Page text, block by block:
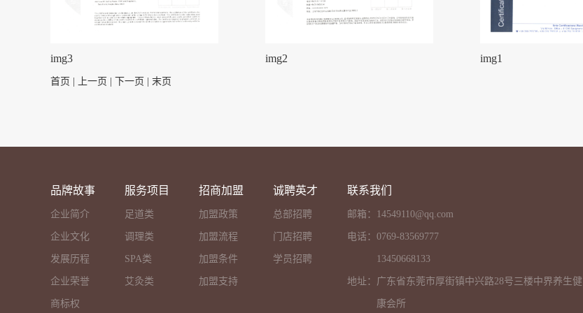
img3 img2 img1
首页 上一页 | 下一页 | 末页
品牌故事
企业简介
企业文化
发展历程
企业荣誉
商标权
服务项目
足道类
调理类
SPA类
艾灸类
招商加盟
加盟政策
加盟流程
加盟条件
加盟支持
诚聘英才
总部招聘
门店招聘
学员招聘
联系我们
邮箱： 14549110@qq.com
电话： 0769-83569777
13450668133
地址： 广东省东莞市厚街镇中兴路28号三楼中界养生健
康会所